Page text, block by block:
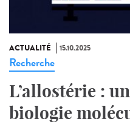
ACTUALITÉ 15.10.2025
Recherche
L’allostérie :
biologie